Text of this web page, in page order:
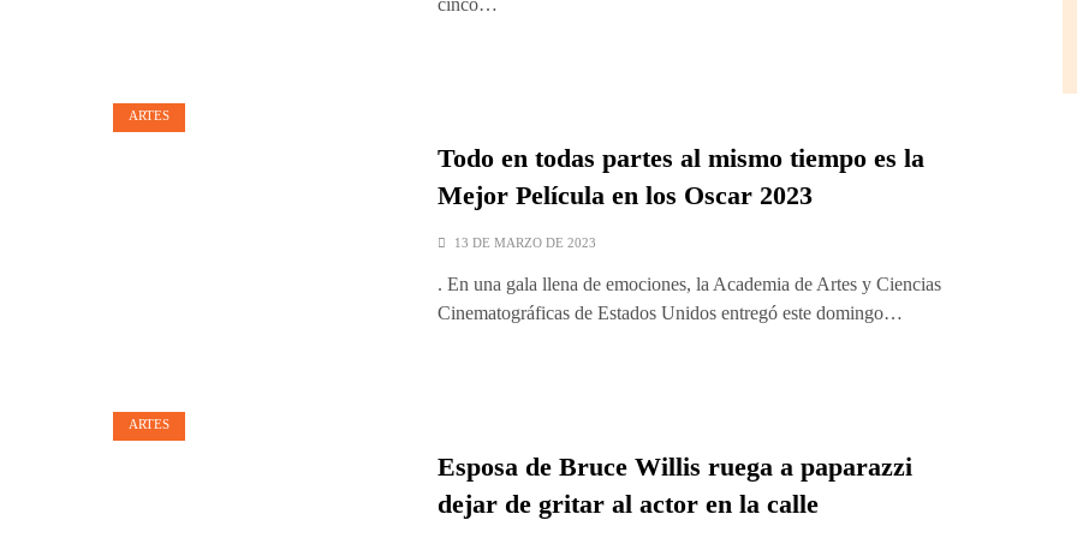
cinco…
ARTES
Todo en todas partes al mismo tiempo es la
Mejor Película en los Oscar 2023
13 DE MARZO DE 2023
. En una gala llena de emociones, la Academia de Artes y Ciencias
Cinematográficas de Estados Unidos entregó este domingo…
ARTES
Esposa de Bruce Willis ruega a paparazzi
dejar de gritar al actor en la calle